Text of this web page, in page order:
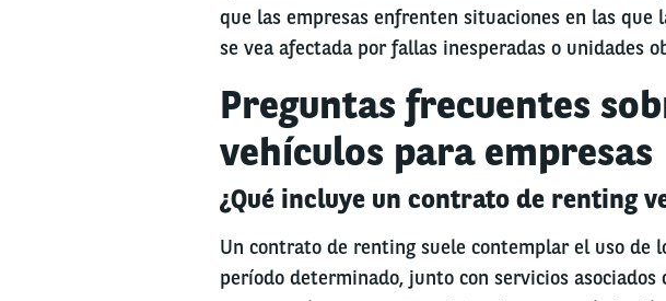
que las empresas enfrenten situaciones en las que
se vea afectada por fallas inesperadas o unidades
Preguntas frecuentes
vehículos para empresas
¿Qué incluye un contrato de renting
Un contrato de renting suele contemplar el uso de
período determinado, junto con servicios